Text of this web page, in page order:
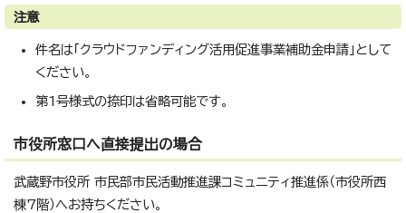
注意
件名は「クラウドファンディング活用促進事業補助金申請」として
ください。
第1号様式の捺印は省略可能です。
市役所窓口へ直接提出の場合
武蔵野市役所 市民部市民活動推進課コミュニティ推進係（市役所西
棟7階）へお持ちください。